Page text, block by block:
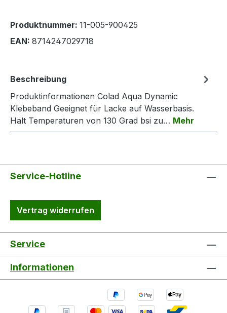
Produktnummer: 11-005-900425
EAN: 8714247029718
Beschreibung
Produktinformationen Colad Aqua Dynamic
Klebeband Geeignet für Lacke auf Wasserbasis.
Hält Temperaturen von 130 Grad bsi zu… Mehr
Service-Hotline
Vertrag widerrufen
Service
Informationen